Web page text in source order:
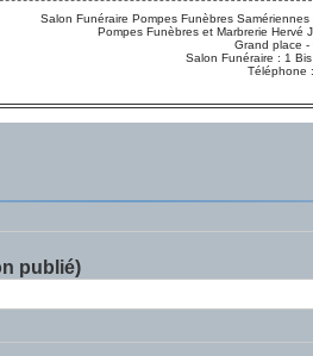
Salon Funéraire Pompes Funèbres
Pompes Funèbres et Marbrerie Hervé
Grand place -
Salon Funéraire : 1
Téléphone
publié)